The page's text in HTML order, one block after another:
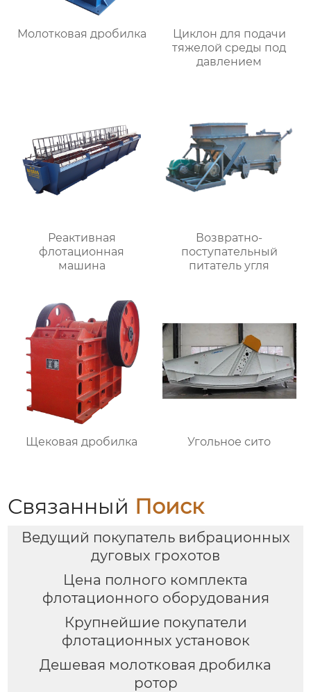
Молотковая дробилка
Циклон для подачи
тяжелой среды под
давлением
Реактивная
флотационная
машина
Возвратно-
поступательный
питатель угля
Щековая дробилка Угольное сито
Связанный Поиск
Ведущий покупатель вибрационных
дуговых грохотов
Цена полного комплекта
флотационного оборудования
Крупнейшие покупатели
флотационных установок
Дешевая молотковая дробилка
ротор